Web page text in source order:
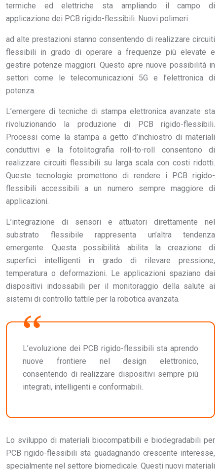
termiche ed elettriche sta ampliando il campo di
applicazione dei PCB rigido-flessibili. Nuovi polimeri
ad alte prestazioni stanno consentendo di realizzare circuiti
flessibili in grado di operare a frequenze più elevate e
gestire potenze maggiori. Questo apre nuove possibilità in
settori come le telecomunicazioni 5G e l’elettronica di
potenza.
L’emergere di tecniche di stampa elettronica avanzate sta
rivoluzionando la produzione di PCB rigido-flessibili.
Processi come la stampa a getto d’inchiostro di materiali
conduttivi e la fotolitografia roll-to-roll consentono di
realizzare circuiti flessibili su larga scala con costi ridotti.
Queste tecnologie promettono di rendere i PCB rigido-
flessibili accessibili a un numero sempre maggiore di
applicazioni.
L’integrazione di sensori e attuatori direttamente nel
substrato flessibile rappresenta un’altra tendenza
emergente. Questa possibilità abilita la creazione di
superfici intelligenti in grado di rilevare pressione,
temperatura o deformazioni. Le applicazioni spaziano dai
dispositivi indossabili per il monitoraggio della salute ai
sistemi di controllo tattile per la robotica avanzata.
L’evoluzione dei PCB rigido-flessibili sta aprendo
nuove frontiere nel design elettronico,
consentendo di realizzare dispositivi sempre più
integrati, intelligenti e conformabili.
Lo sviluppo di materiali biocompatibili e biodegradabili per
PCB rigido-flessibili sta guadagnando crescente interesse,
specialmente nel settore biomedicale. Questi nuovi materiali